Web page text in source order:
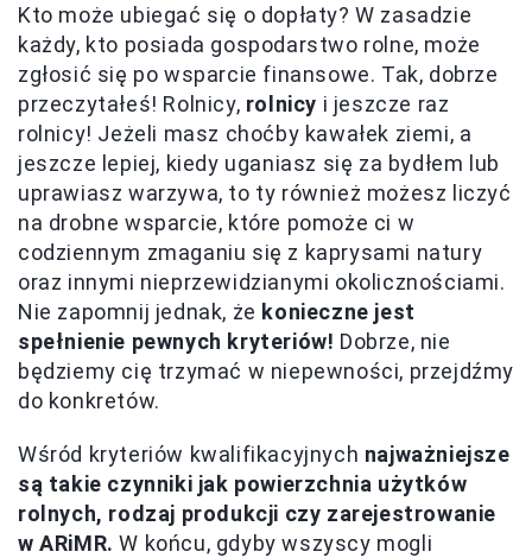
Kto może ubiegać się o dopłaty? W zasadzie
każdy, kto posiada gospodarstwo rolne, może
zgłosić się po wsparcie finansowe. Tak, dobrze
przeczytałeś! Rolnicy, rolnicy i jeszcze raz
rolnicy! Jeżeli masz choćby kawałek ziemi, a
jeszcze lepiej, kiedy uganiasz się za bydłem lub
uprawiasz warzywa, to ty również możesz liczyć
na drobne wsparcie, które pomoże ci w
codziennym zmaganiu się z kaprysami natury
oraz innymi nieprzewidzianymi okolicznościami.
Nie zapomnij jednak, że konieczne jest
spełnienie pewnych kryteriów! Dobrze, nie
będziemy cię trzymać w niepewności, przejdźmy
do konkretów.
Wśród kryteriów kwalifikacyjnych najważniejsze
są takie czynniki jak powierzchnia użytków
rolnych, rodzaj produkcji czy zarejestrowanie
w ARiMR. W końcu, gdyby wszyscy mogli